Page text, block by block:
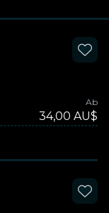
Ab
34,00 AU$